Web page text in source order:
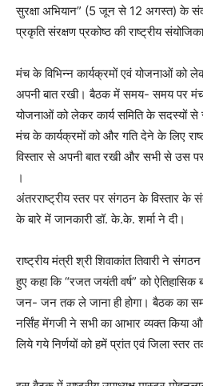
सुरक्षा अभियान” (5 जून से 12 अगस्त) के
प्रकृति संरक्षण प्रकोष्ठ की राष्ट्रीय
मंच के विभिन्न कार्यक्रमों एवं योजनाओं को
अपनी बात रखी। बैठक में समय- समय पर मंच
योजनाओं को लेकर कार्य समिति के सदस्यों से
मंच के कार्यक्रमों को और गति देने के लिए
विस्तार से अपनी बात रखी और सभी से उस
।
अंतरराष्ट्रीय स्तर पर संगठन के विस्तार के
के बारे में जानकारी डॉ. के.के. शर्मा ने दी।
राष्ट्रीय मंत्री श्री शिवाकांत तिवारी ने
हुए कहा कि “रजत जयंती वर्ष” को
जन- जन तक ले जाना ही होगा। बैठक का
नर्सिंह मेंगजी ने सभी का आभार व्यक्त किया
लिये गये निर्णयों को हमें प्रांत एवं जिला स्तर